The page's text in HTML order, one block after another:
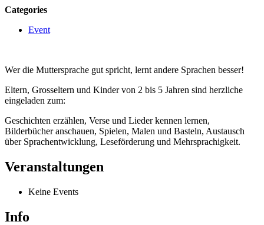
Categories
Event
Wer die Muttersprache gut spricht, lernt andere Sprachen besser!
Eltern, Grosseltern und Kinder von 2 bis 5 Jahren sind herzliche
eingeladen zum:
Geschichten erzählen, Verse und Lieder kennen lernen,
Bilderbücher anschauen, Spielen, Malen und Basteln, Austausch
über Sprachentwicklung, Leseförderung und Mehrsprachigkeit.
Veranstaltungen
Keine Events
Info